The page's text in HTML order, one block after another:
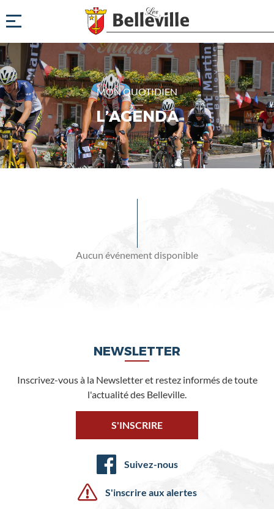
MON QUOTIDIEN
L’AGENDA
Aucun événement disponible
NEWSLETTER
Inscrivez-vous à la Newsletter et restez informés de toute
l'actualité des Belleville.
S'INSCRIRE
Suivez-nous
S'inscrire aux alertes